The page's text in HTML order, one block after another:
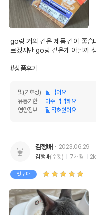
go랑 거의 같은 제품 같이 좋습
르겠지만 go랑 같은게 아닐까
#상품후기
맛(기호성)
잘 먹어요
유통기한
아주 넉넉해요
영양정보
잘 적혀있어요
김행배
2023.06.29
김행배(수컷) 7개월
첫구매